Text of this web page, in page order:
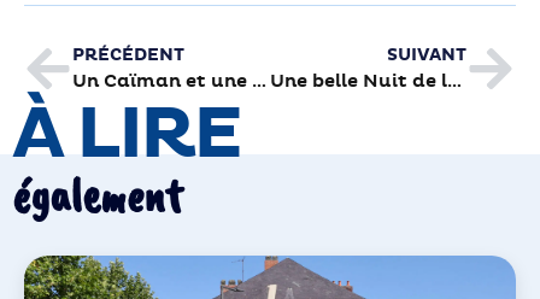
PRÉCÉDENT
Un Caïman et une Gazelle au-dessus de Brive
SUIVANT
Une belle Nuit de la lecture
À LIRE
également